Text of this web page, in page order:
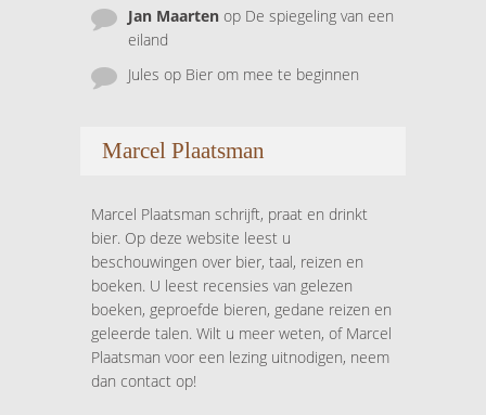
Jan Maarten op De spiegeling van een
eiland
Jules op Bier om mee te beginnen
Marcel Plaatsman
Marcel Plaatsman schrijft, praat en drinkt
bier. Op deze website leest u
beschouwingen over bier, taal, reizen en
boeken. U leest recensies van gelezen
boeken, geproefde bieren, gedane reizen en
geleerde talen. Wilt u meer weten, of Marcel
Plaatsman voor een lezing uitnodigen, neem
dan contact op!